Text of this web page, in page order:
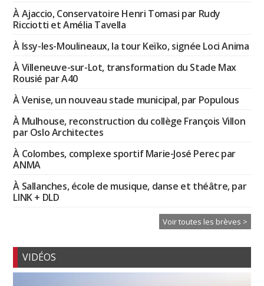
À Ajaccio, Conservatoire Henri Tomasi par Rudy
Ricciotti et Amélia Tavella
À Issy-les-Moulineaux, la tour Keïko, signée Loci Anima
À Villeneuve-sur-Lot, transformation du Stade Max
Rousié par A40
À Venise, un nouveau stade municipal, par Populous
À Mulhouse, reconstruction du collège François Villon
par Oslo Architectes
À Colombes, complexe sportif Marie-José Perec par
ANMA
À Sallanches, école de musique, danse et théâtre, par
LINK + DLD
Voir toutes les brèves >
VIDÉOS